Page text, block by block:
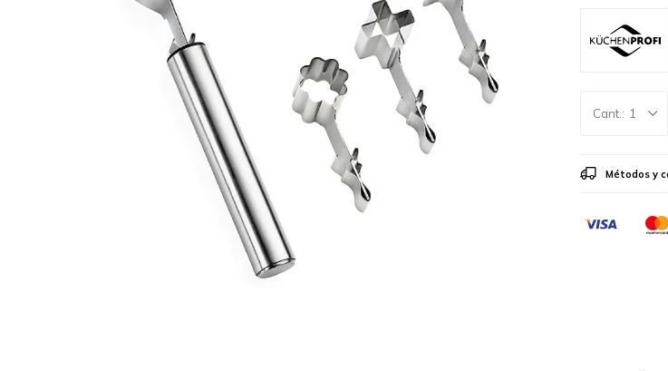
1
Métodos y